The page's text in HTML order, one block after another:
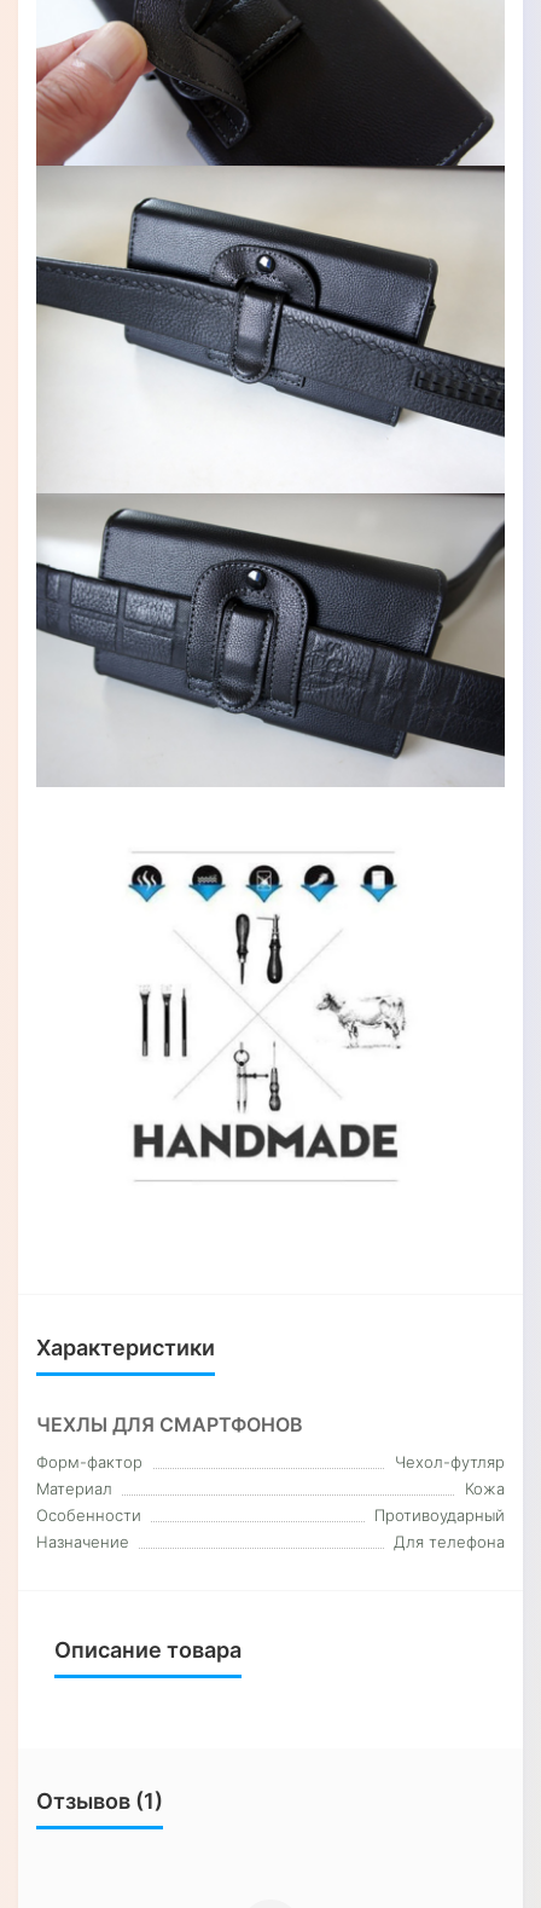
Характеристики
ЧЕХЛЫ ДЛЯ СМАРТФОНОВ
Форм-фактор
Чехол-футляр
Материал
Кожа
Особенности
Противоударный
Назначение
Для телефона
Описание товара
Отзывов (1)